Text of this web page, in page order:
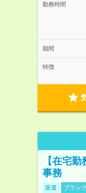
勤務時間
期間
特徴
【在宅
事務
派遣 ブラン